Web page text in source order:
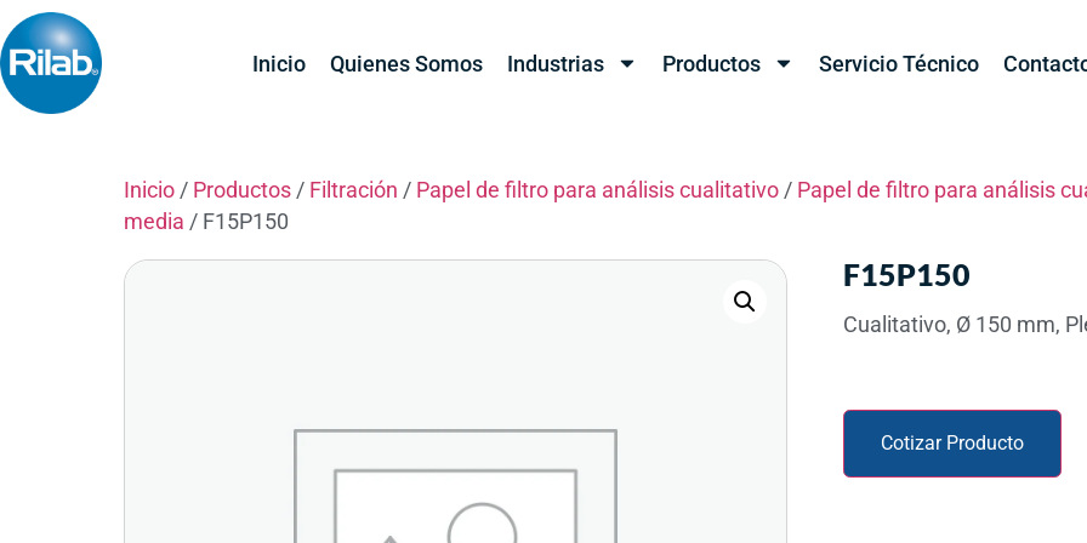
Inicio Quienes Somos Industrias Productos Servicio Técnico
Inicio / Productos / Filtración / Papel de filtro para análisis cualitativo / Papel de filtro para análisis
media / F15P150
F15P150
Cualitativo, Ø 150 mm,
Cotizar Producto